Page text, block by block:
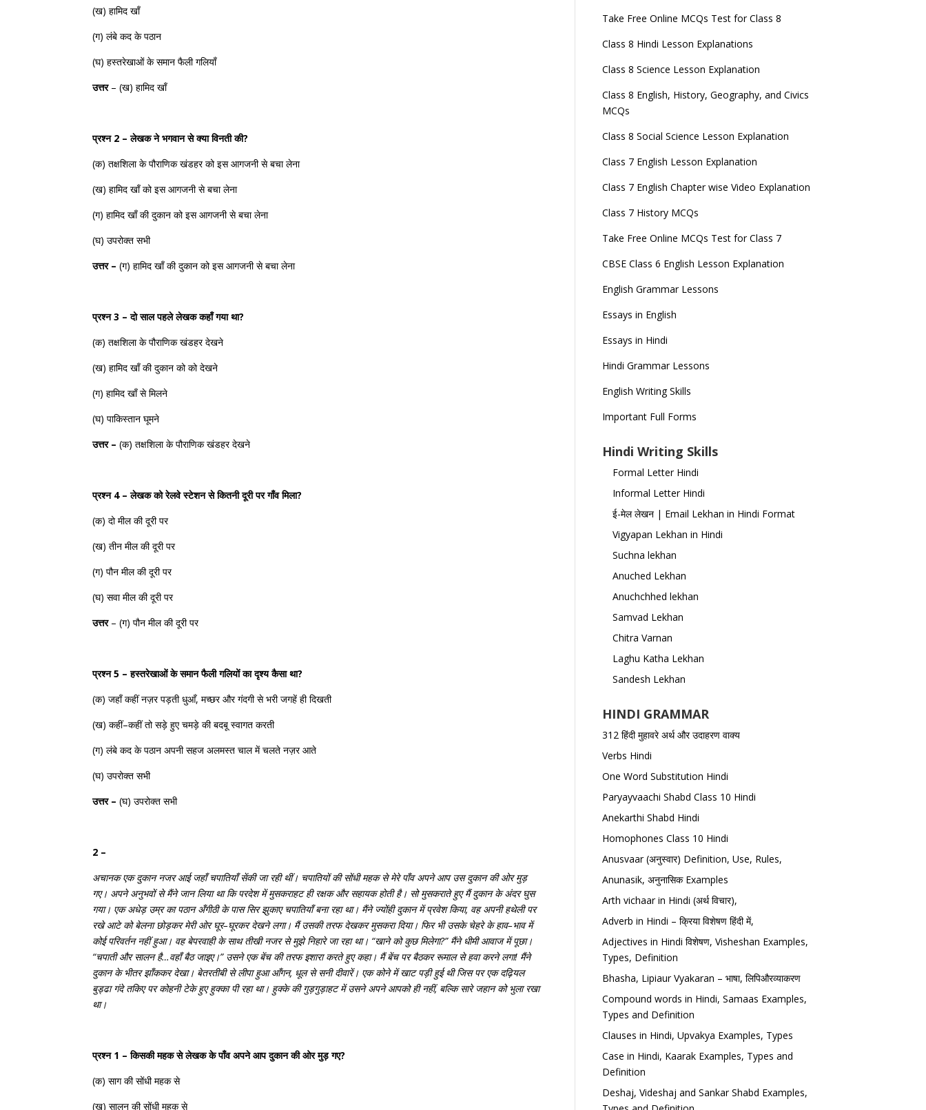
(ख)हामिद खाँ
(ग)लंबे कद के पठान
(घ)हस्तरेखाओं के समान फैली गलियाँ
उत्तर– (ख)हामिद खाँ
प्रश्न 2 – लेखक ने भगवान से क्या विनती की?
(क)तक्षशिला के पौराणिक खंडहर को इस आगजनी से बचा लेना
(ख)हामिद खाँ को इस आगजनी से बचा लेना
(ग)हामिद खाँ की दुकान को इस आगजनी से बचा लेना
(घ)उपरोक्त सभी
उत्तर– (ग)हामिद खाँ की दुकान को इस आगजनी से बचा लेना
प्रश्न 3 – दो साल पहले लेखक कहाँ गया था?
(क)तक्षशिला के पौराणिक खंडहर देखने
(ख)हामिद खाँ की दुकान को को देखने
(ग)हामिद खाँ से मिलने
(घ)पाकिस्तान घूमने
उत्तर– (क)तक्षशिला के पौराणिक खंडहर देखने
प्रश्न 4 – लेखक को रेलवे स्टेशन से कितनी दूरी पर गाँव मिला?
(क)दो मील की दूरी पर
(ख)तीन मील की दूरी पर
(ग)पौन मील की दूरी पर
(घ)सवा मील की दूरी पर
उत्तर– (ग)पौन मील की दूरी पर
प्रश्न 5 – हस्तरेखाओं के समान फैली गलियों का दृश्य कैसा था?
(क)जहाँ कहीं नज़र पड़ती धुआँ,मच्छर और गंदगी से भरी जगहें ही दिखती
(ख)कहीं–कहीं तो सड़े हुए चमड़े की बदबू स्वागत करती
(ग)लंबे कद के पठान अपनी सहज अलमस्त चाल में चलते नज़र आते
(घ)उपरोक्त सभी
उत्तर– (घ)उपरोक्त सभी
2 –
अचानक एक दुकान नजर आई जहाँ चपातियाँ सेंकी जा रही थीं। चपातियों की सोंधी महक से मेरे पाँव अपने आप उस दुकान की ओर मुड़
गए। अपने अनुभवों से मैंने जान लिया था कि परदेश में मुसकराहट ही रक्षक और सहायक होती है। सो मुसकराते हुए मैं दुकान के अंदर घुस
गया। एक अधेड़ उम्र का पठान अँगीठी के पास सिर झुकाए चपातियाँ बना रहा था। मैंने ज्योंही दुकान में प्रवेश किया, वह अपनी हथेली पर
रखे आटे को बेलना छोड़कर मेरी ओर घूर–घूरकर देखने लगा। मैं उसकी तरफ देखकर मुसकरा दिया। फिर भी उसके चेहरे के हाव–भाव में
कोई परिवर्तन नहीं हुआ। वह बेपरवाही के साथ तीखी नजर से मुझे निहारे जा रहा था। “खाने को कुछ मिलेगा?” मैंने धीमी आवाज में पूछा।
“चपाती और सालन है…वहाँ बैठ जाइए।” उसने एक बेंच की तरफ इशारा करते हुए कहा। मैं बेंच पर बैठकर रूमाल से हवा करने लगा! मैंने
दुकान के भीतर झाँककर देखा। बेतरतीबी से लीपा हुआ आँगन, धूल से सनी दीवारें। एक कोने में खाट पड़ी हुई थी जिस पर एक दढ़ियल
बुड्ढा गंदे तकिए पर कोहनी टेके हुए हुक्का पी रहा था। हुक्के की गुड़गुड़ाहट में उसने अपने आपको ही नहीं, बल्कि सारे जहान को भुला रखा
था।
प्रश्न 1 – किसकी महक से लेखक के पाँव अपने आप दुकान की ओर मुड़ गए?
(क)साग की सोंधी महक से
(ख)सालन की सोंधी महक से
Take Free Online MCQs Test for Class 8
Class 8 Hindi Lesson Explanations
Class 8 Science Lesson Explanation
Class 8 English, History, Geography, and Civics
MCQs
Class 8 Social Science Lesson Explanation
Class 7 English Lesson Explanation
Class 7 English Chapter wise Video Explanation
Class 7 History MCQs
Take Free Online MCQs Test for Class 7
CBSE Class 6 English Lesson Explanation
English Grammar Lessons
Essays in English
Essays in Hindi
Hindi Grammar Lessons
English Writing Skills
Important Full Forms
Hindi Writing Skills
Formal Letter Hindi
Informal Letter Hindi
ई-मेल लेखन | Email Lekhan in Hindi Format
Vigyapan Lekhan in Hindi
Suchna lekhan
Anuched Lekhan
Anuchchhed lekhan
Samvad Lekhan
Chitra Varnan
Laghu Katha Lekhan
Sandesh Lekhan
HINDI GRAMMAR
312 हिंदी मुहावरे अर्थ और उदाहरण वाक्य
Verbs Hindi
One Word Substitution Hindi
Paryayvaachi Shabd Class 10 Hindi
Anekarthi Shabd Hindi
Homophones Class 10 Hindi
Anusvaar (अनुस्वार) Definition, Use, Rules,
Anunasik, अनुनासिक Examples
Arth vichaar in Hindi (अर्थ विचार),
Adverb in Hindi – क्रिया विशेषण हिंदी में,
Adjectives in Hindi विशेषण, Visheshan Examples,
Types, Definition
Bhasha, Lipiaur Vyakaran – भाषा, लिपिऔरव्याकरण
Compound words in Hindi, Samaas Examples,
Types and Definition
Clauses in Hindi, Upvakya Examples, Types
Case in Hindi, Kaarak Examples, Types and
Definition
Deshaj, Videshaj and Sankar Shabd Examples,